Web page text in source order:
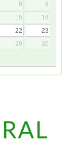
8
9
15
16
22
23
29
30